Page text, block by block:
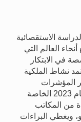
الاستقصائية
العالم التي
في الابتكار
نشاط الملكية
المؤشرات
العالمية للملكية الفكرية إلى إحصاءات عام 2023 الخاصة
من المكاتب
ويغطي البراءات